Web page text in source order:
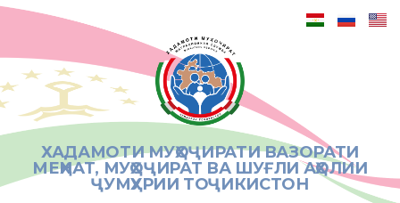
ХАДАМОТИ МУҲОҶИРАТИ ВАЗОРАТИ
МЕҲНАТ, МУҲОҶИРАТ ВА ШУҒЛИ АҲОЛИИ
ҶУМҲУРИИ ТОҶИКИСТОН